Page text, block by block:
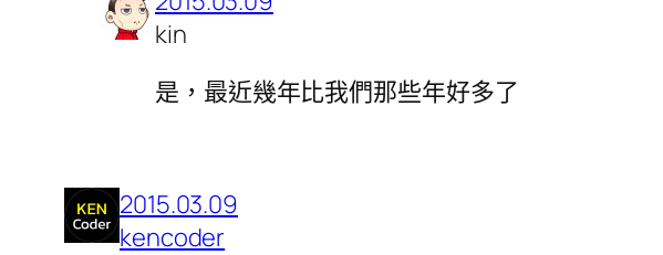
kin
是，最近幾年比我們那些年好多了
2015.03.09
kencoder